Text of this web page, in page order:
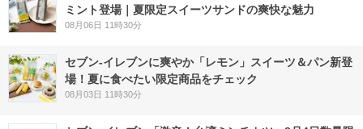
ミント登場｜夏限定スイーツサンドの爽快な魅力
08月06日 11時30分
セブン‐イレブンに爽やか「レモン」スイーツ＆パン新登
場！夏に食べたい限定商品をチェック
08月03日 11時30分